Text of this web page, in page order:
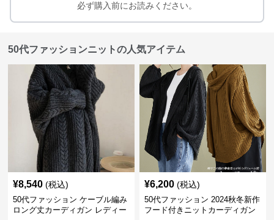
必ず購入前にお読みください。
50代ファッションニットの人気アイテム
¥8,540 (税込)
50代ファッション ケーブル編み
ロング丈カーディガン レディー
¥6,200 (税込)
50代ファッション 2024秋冬新作
フード付きニットカーディガン